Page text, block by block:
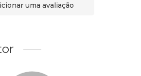
uma avaliação